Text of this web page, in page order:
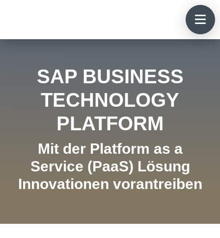
SAP BUSINESS
TECHNOLOGY
PLATFORM
Mit der Platform as a
Service (PaaS) Lösung
Innovationen vorantreiben